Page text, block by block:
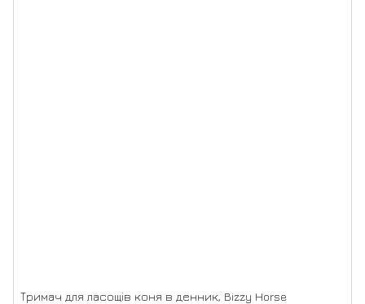
Тримач для ласощів коня в денник, Bizzy Horse